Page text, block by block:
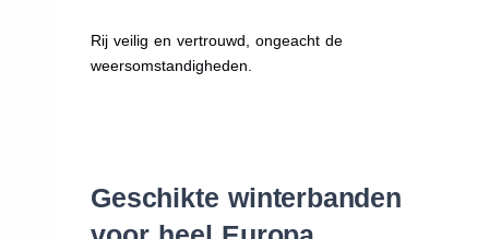
Rij veilig en vertrouwd, ongeacht de
weersomstandigheden.
Geschikte winterbanden